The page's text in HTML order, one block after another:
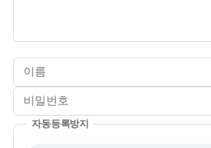
자동등록방지